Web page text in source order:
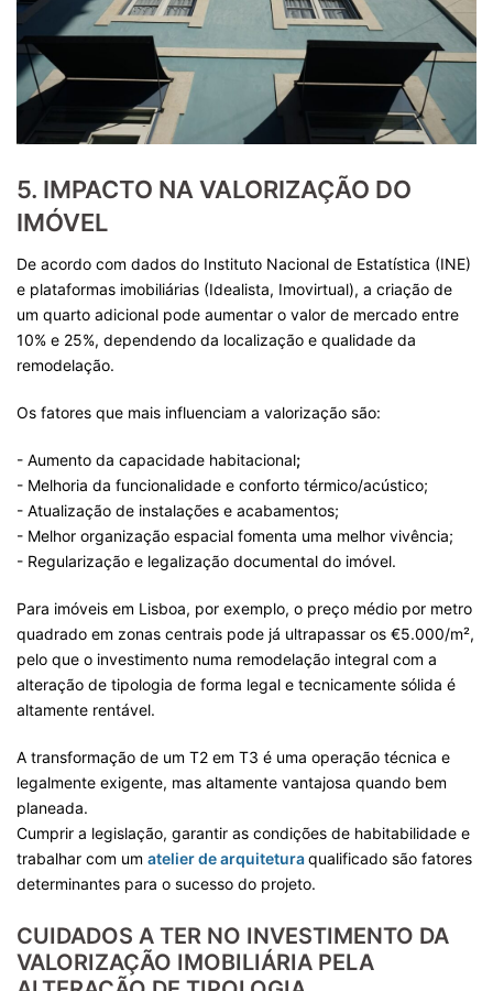
5. IMPACTO NA VALORIZAÇÃO DO
IMÓVEL
De acordo com dados do Instituto Nacional de Estatística (INE)
e plataformas imobiliárias (Idealista, Imovirtual), a criação de
um quarto adicional pode aumentar o valor de mercado entre
10% e 25%, dependendo da localização e qualidade da
remodelação.
Os fatores que mais influenciam a valorização são:
- Aumento da capacidade habitacional;
- Melhoria da funcionalidade e conforto térmico/acústico;
- Atualização de instalações e acabamentos;
- Melhor organização espacial fomenta uma melhor vivência;
- Regularização e legalização documental do imóvel.
Para imóveis em Lisboa, por exemplo, o preço médio por metro
quadrado em zonas centrais pode já ultrapassar os €5.000/m²,
pelo que o investimento numa remodelação integral com a
alteração de tipologia de forma legal e tecnicamente sólida é
altamente rentável.
A transformação de um T2 em T3 é uma operação técnica e
legalmente exigente, mas altamente vantajosa quando bem
planeada.
Cumprir a legislação, garantir as condições de habitabilidade e
trabalhar com um atelier de arquiteturaqualificado são fatores
determinantes para o sucesso do projeto.
CUIDADOS A TER NO INVESTIMENTO DA
VALORIZAÇÃO IMOBILIÁRIA PELA